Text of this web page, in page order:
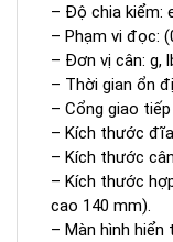
– Độ chia kiểm:
– Phạm vi đọc:
– Đơn vị cân: g,
– Thời gian ổn
– Cổng giao
– Kích thước
– Kích thước
– Kích thước
cao 140 mm).
– Màn hình hiển